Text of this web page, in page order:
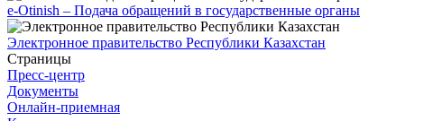
e-Otinish – Подача обращений в государственные органы
Электронное правительство Республики Казахстан
Страницы
Пресс-центр
Документы
Онлайн-приемная